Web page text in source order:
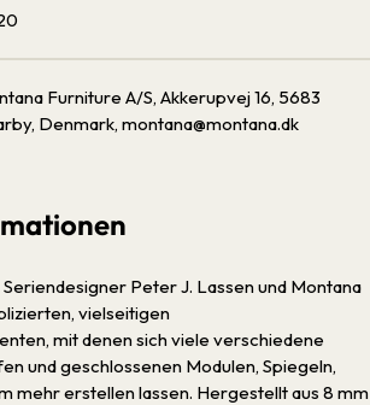
Furniture A/S, Akkerupvej 16, 5683
Denmark, montana@montana.dk
Peter J. Lassen und Montana
vielseitigen
mit denen sich viele verschiedene
und geschlossenen Modulen, Spiegeln,
mehr erstellen lassen. Hergestellt aus 8 mm